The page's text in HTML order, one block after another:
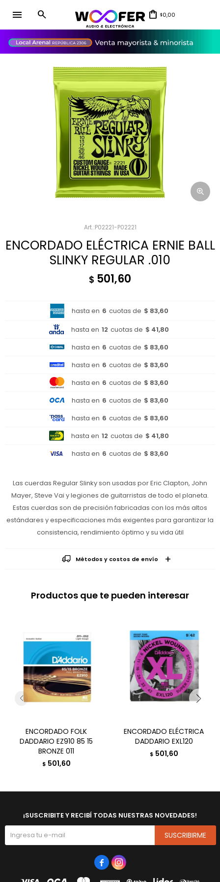
menu $0,00
P02221-P02221
ENCORDADO ELÉCTRICA ERNIE BALL
SLINKY REGULAR .010
$ 501,60
hasta en 6 cuotas de $ 83,60
hasta en 12 cuotas de $ 41,80
hasta en 6 cuotas de $ 83,60
hasta en 6 cuotas de $ 83,60
hasta en 6 cuotas de $ 83,60
hasta en 6 cuotas de $ 83,60
hasta en 6 cuotas de $ 83,60
hasta en 12 cuotas de $ 41,80
hasta en 6 cuotas de $ 83,60
Las cuerdas Regular Slinky son usadas por Eric Clapton, John
Mayer, Steve Vai y legiones de guitarristas de todo el planeta.
Estas cuerdas son de precisión fabricadas con los más altos
estándares y especificaciones más exigentes para garantizar la
consistencia, rendimiento óptimo y su vida útil
Métodos y costos de envío
Productos que te pueden interesar
ENCORDADO FOLK
DADDARIO EZ910 85 15
BRONZE 011
$ 501,60
ENCORDADO ELÉCTRICA
DADDARIO EXL120
$ 501,60
¡SUSCRIBITE Y RECIBÍ TODAS NUESTRAS NOVEDADES!
SUSCRIBIRME
 
close